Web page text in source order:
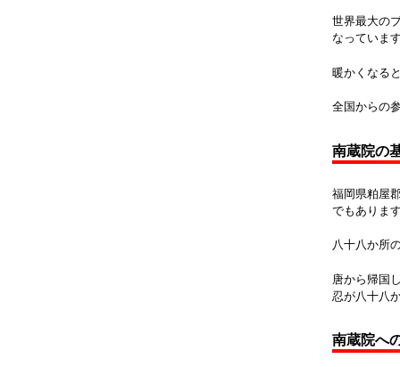
世界最大の
なっていま
暖かくなる
全国からの
南蔵院の
福岡県粕屋
でもありま
八十八か所
唐から帰国
忍が八十八
南蔵院へ